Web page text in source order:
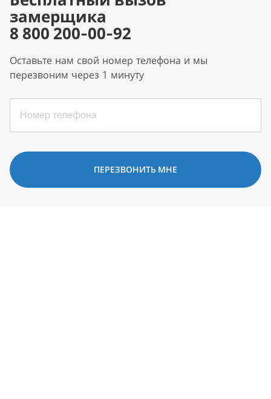
замерщика
8 800 200-00-92
Оставьте нам свой номер телефона и мы
перезвоним через 1 минуту
ПЕРЕЗВОНИТЬ МНЕ